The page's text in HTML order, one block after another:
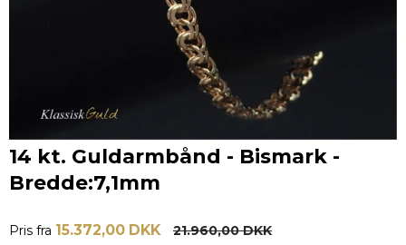
14 kt. Guldarmbånd - Bismark -
Bredde:7,1mm
Pris fra 15.372,00 DKK 21.960,00 DKK